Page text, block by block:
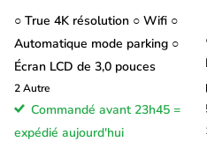
○ True 4K résolution ○ Wifi ○
Automatique mode parking ○
Écran LCD de 3,0 pouces
2Autre
Commandé avant 23h45 =
expédié aujourd'hui